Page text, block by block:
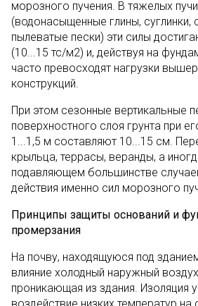
морозного пучения. В тяжелых
(водонасыщенные глины, суглинки,
пылеватые пески) эти силы
(10...15 тс/м2) и, действуя на
часто превосходят нагрузки
конструкций.
При этом сезонные вертикальные
поверхностного слоя грунта при
1...1,5 м составляют 10...15 см.
крыльца, террасы, веранды, а
подавляющем большинстве
действия именно сил морозного
Принципы защиты оснований и
промерзания
На почву, находящуюся под
влияние холодный наружный воздух
проникающая из здания. Изоляция